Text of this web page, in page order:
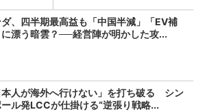
、四半期最高益も「中国半減」「EV補
漂う暗雲？──経営陣が明かした攻...
本人が海外へ行けない」を打ち破る シン
ル発LCCが仕掛ける“逆張り戦略...